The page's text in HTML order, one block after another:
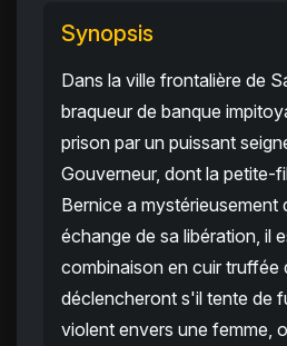
Synopsis
Dans la ville frontalière de
braqueur de banque
prison par un puissant
Gouverneur, dont la petite-
Bernice a mystérieusement
échange de sa libération, il
combinaison en cuir truffée
déclencheront s'il tente de
violent envers une femme,